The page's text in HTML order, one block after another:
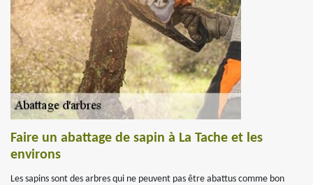
Faire un abattage de sapin à La Tache et les
environs
Les sapins sont des arbres qui ne peuvent pas être abattus comme bon